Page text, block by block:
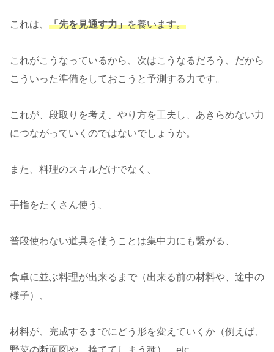
これは、 「先を見通す力」を養います。
これがこうなっているから、次はこうなるだろう、だから
こういった準備をしておこうと予測する力です。
これが、段取りを考え、やり方を工夫し、あきらめない力
につながっていくのではないでしょうか。
また、料理のスキルだけでなく、
手指をたくさん使う、
普段使わない道具を使うことは集中力にも繋がる、
食卓に並ぶ料理が出来るまで（出来る前の材料や、途中の
様子）、
材料が、完成するまでにどう形を変えていくか（例えば、
野菜の断面図や、捨ててしまう種） etc…